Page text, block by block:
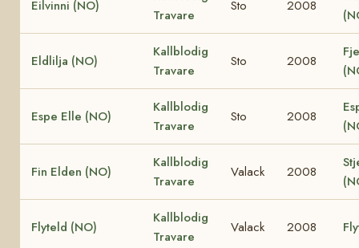
Eilvinni (NO)
Travare
Sto 2008
Eldlilja (NO)
Kallblodig
Travare
Sto 2008
Espe Elle (NO)
Kallblodig
Travare
Sto 2008
Fin Elden (NO)
Kallblodig
Travare
Valack 2008
Flyteld (NO)
Kallblodig
Travare
Valack 2008